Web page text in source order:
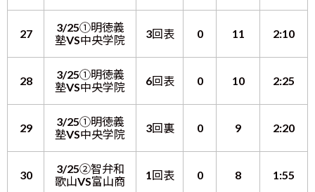
27
3/25①明徳義
塾VS中央学院
3回表 0 11 2:10
28
3/25①明徳義
塾VS中央学院
6回表 0 10 2:25
29
3/25①明徳義
塾VS中央学院
3回裏 0 9 2:20
30
3/25②智弁和
歌山VS富山商
1回表 0 8 1:55